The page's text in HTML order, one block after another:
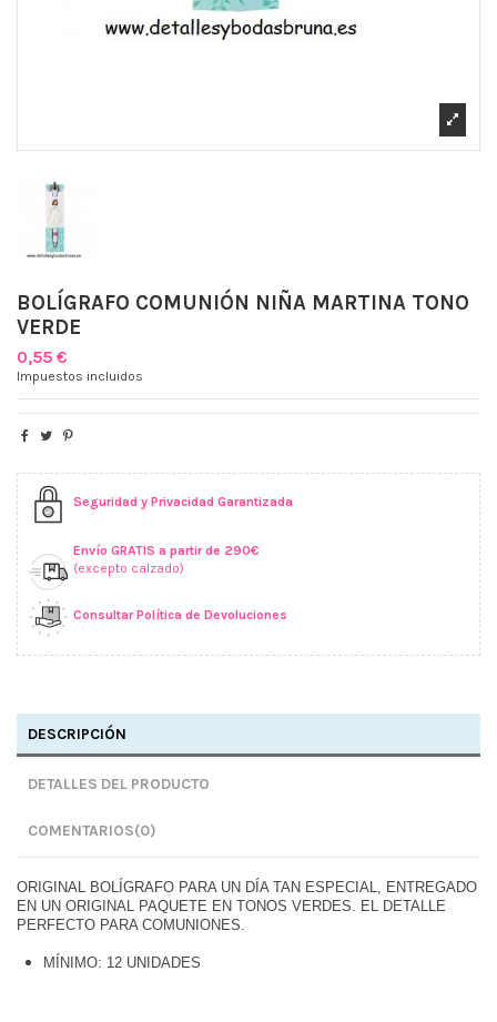
BOLÍGRAFO COMUNIÓN NIÑA MARTINA TONO
VERDE
0,55 €
Impuestos incluidos
Seguridad y Privacidad Garantizada
Envío GRATIS a partir de 290€
(excepto calzado)
Consultar Política de Devoluciones
DESCRIPCIÓN
DETALLES DEL PRODUCTO
COMENTARIOS(0)
ORIGINAL BOLÍGRAFO PARA UN DÍA TAN ESPECIAL, ENTREGADO
EN UN ORIGINAL PAQUETE EN TONOS VERDES. EL DETALLE
PERFECTO PARA COMUNIONES.
MÍNIMO: 12 UNIDADES